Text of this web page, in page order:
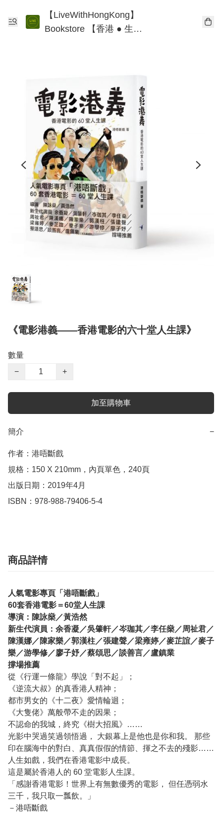
【LiveWithHongKong】
Bookstore 【香港 ● 生
《電影港義——香港電影的六十堂人生課》
數量
−
+
加至購物車
簡介 −
作者：港唔斷戲
規格：150 X 210mm，內頁單色，240頁
出版日期：2019年4月
ISBN：978-988-79406-5-4
商品詳情
人氣電影專頁「港唔斷戲」
60套香港電影＝60堂人生課
導演：陳詠燊／黃浩然
新生代演員：余香凝／吳肇軒／岑珈其／李任燊／周祉君／
陳漢娜／陳家樂／郭漢柱／張建聲／梁雍婷／麥芷誼／麥子
樂／游學修／廖子妤／蔡頌思／談善言／盧鎮業
撐場推薦
從《行運一條龍》學說「對不起」；
《逆流大叔》的真香港人精神；
都市男女的《十二夜》愛情輪迴；
《大隻佬》萬般帶不走的因果；
不認命的我城，終究《樹大招風》……
光影中哭過笑過領悟過， 大銀幕上是他也是你和我。 那些
印在腦海中的對白、真真假假的情節、揮之不去的殘影……
人生如戲，我們在香港電影中成長。
這是屬於香港人的 60 堂電影人生課。
「感謝香港電影！世界上有無數優秀的電影， 但任憑弱水
三千，我只取一瓢飲。」
－港唔斷戲